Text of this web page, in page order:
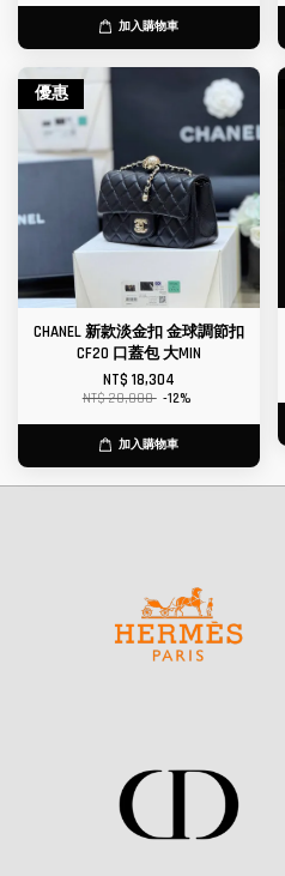
加入購物車
優惠
CHANEL 新款淡金扣 金球調節扣
CF20 口蓋包 大MIN
NT$ 18,304
NT$ 20,800 -12%
加入購物車